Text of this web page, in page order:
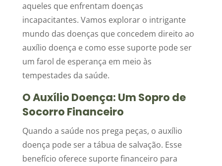
aqueles que enfrentam doenças
incapacitantes. Vamos explorar o intrigante
mundo das doenças que concedem direito ao
auxílio doença e como esse suporte pode ser
um farol de esperança em meio às
tempestades da saúde.
O Auxílio Doença: Um Sopro de
Socorro Financeiro
Quando a saúde nos prega peças, o auxílio
doença pode ser a tábua de salvação. Esse
benefício oferece suporte financeiro para